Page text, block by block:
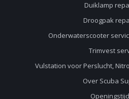
Duiklamp
Droogpak
Onderwaterscooter
Trimvest
Vulstation voor Perslucht,
Over Scuba